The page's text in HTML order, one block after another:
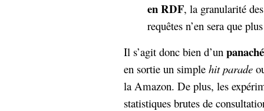
en RDF, la granularité
requêtes n’en sera que
Il s’agit donc bien d’un
en sortie un simple hit parade
la Amazon. De plus, les
statistiques brutes de